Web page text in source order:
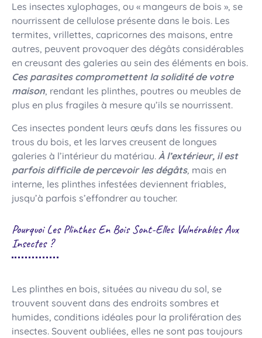
Les insectes xylophages, ou « mangeurs de bois », se
nourrissent de cellulose présente dans le bois. Les
termites, vrillettes, capricornes des maisons, entre
autres, peuvent provoquer des dégâts considérables
en creusant des galeries au sein des éléments en bois.
Ces parasites compromettent la solidité de votre
maison, rendant les plinthes, poutres ou meubles de
plus en plus fragiles à mesure qu’ils se nourrissent.
Ces insectes pondent leurs œufs dans les fissures ou
trous du bois, et les larves creusent de longues
galeries à l’intérieur du matériau. À l’extérieur, il est
parfois difficile de percevoir les dégâts, mais en
interne, les plinthes infestées deviennent friables,
jusqu’à parfois s’effondrer au toucher.
Pourquoi Les Plinthes En Bois Sont-Elles Vulnérables Aux
Insectes ?
Les plinthes en bois, situées au niveau du sol, se
trouvent souvent dans des endroits sombres et
humides, conditions idéales pour la prolifération des
insectes. Souvent oubliées, elles ne sont pas toujours